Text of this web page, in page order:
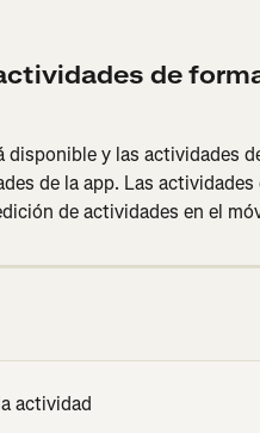
de
y las actividades
de la app. Las actividades
de actividades en el
actividad